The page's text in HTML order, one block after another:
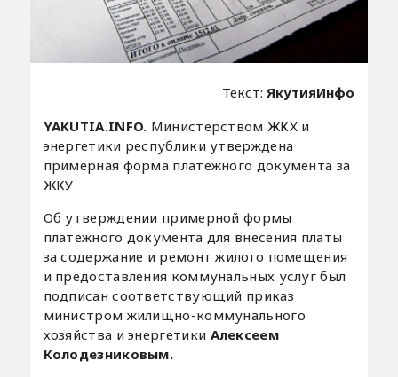
Текст:ЯкутияИнфо
YAKUTIA.INFO. Министерством ЖКХ и
энергетики республики утверждена
примерная форма платежного документа за
ЖКУ
Об утверждении примерной формы
платежного документа для внесения платы
за содержание и ремонт жилого помещения
и предоставления коммунальных услуг был
подписан соответствующий приказ
министром жилищно-коммунального
хозяйства и энергетики Алексеем
Колодезниковым.